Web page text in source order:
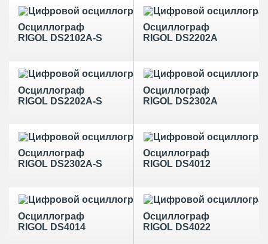
Осциллограф
RIGOL DS2102A-S
Осциллограф
RIGOL DS2202A
Осциллограф
RIGOL DS2202A-S
Осциллограф
RIGOL DS2302A
Осциллограф
RIGOL DS2302A-S
Осциллограф
RIGOL DS4012
Осциллограф
RIGOL DS4014
Осциллограф
RIGOL DS4022